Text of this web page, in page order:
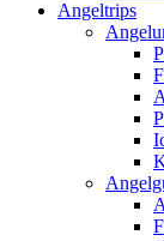
Angeltrips